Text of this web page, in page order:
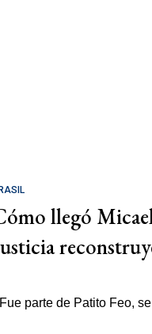
llegó